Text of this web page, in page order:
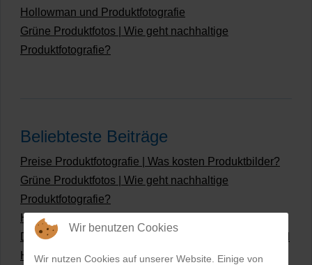
Hollowman und Produktfotografie
Grüne Produktfotos | Wie geht nachhaltige
Produktfotografie?
Beliebteste Beiträge
Preise Produktfotografie | Was kosten Produktbilder?
Grüne Produktfotos | Wie geht nachhaltige
Produktfotografie?
Hollow Man Fotografie | Darauf kommt es an!
Dateiformate und Bilder mit transparentem Hintergrund
Hollowman und Produktfotografie
Wir benutzen Cookies
Wir nutzen Cookies auf unserer Website. Einige von